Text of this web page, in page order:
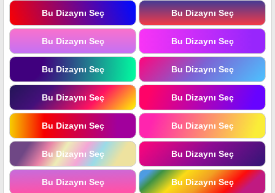
Bu Dizaynı Seç Bu Dizaynı Seç
Bu Dizaynı Seç Bu Dizaynı Seç
Bu Dizaynı Seç Bu Dizaynı Seç
Bu Dizaynı Seç Bu Dizaynı Seç
Bu Dizaynı Seç Bu Dizaynı Seç
Bu Dizaynı Seç Bu Dizaynı Seç
Bu Dizaynı Seç Bu Dizaynı Seç